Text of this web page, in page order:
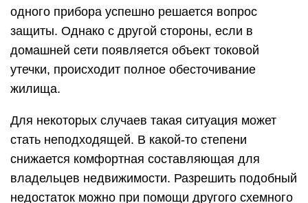
одного прибора успешно решается вопрос
защиты. Однако с другой стороны, если в
домашней сети появляется объект токовой
утечки, происходит полное обесточивание
жилища.
Для некоторых случаев такая ситуация может
стать неподходящей. В какой-то степени
снижается комфортная составляющая для
владельцев недвижимости. Разрешить подобный
недостаток можно при помощи другого схемного